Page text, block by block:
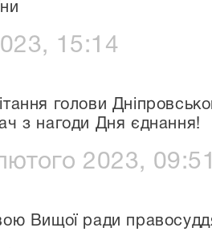
15:14
голови
з нагоди Дня єднання!
2023,
Вищої ради